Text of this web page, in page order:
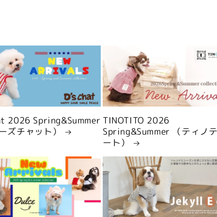
2026 Spring&Summer
ズチャット）
TINOTITO 2026
Spring&Summer （ティノ
ート）